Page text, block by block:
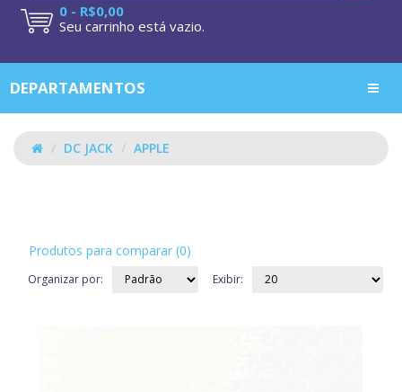
0 - R$0,00
Seu carrinho está vazio.
DEPARTAMENTOS
DC JACK APPLE
Produtos para comparar (0)
Organizar por: Exibir: